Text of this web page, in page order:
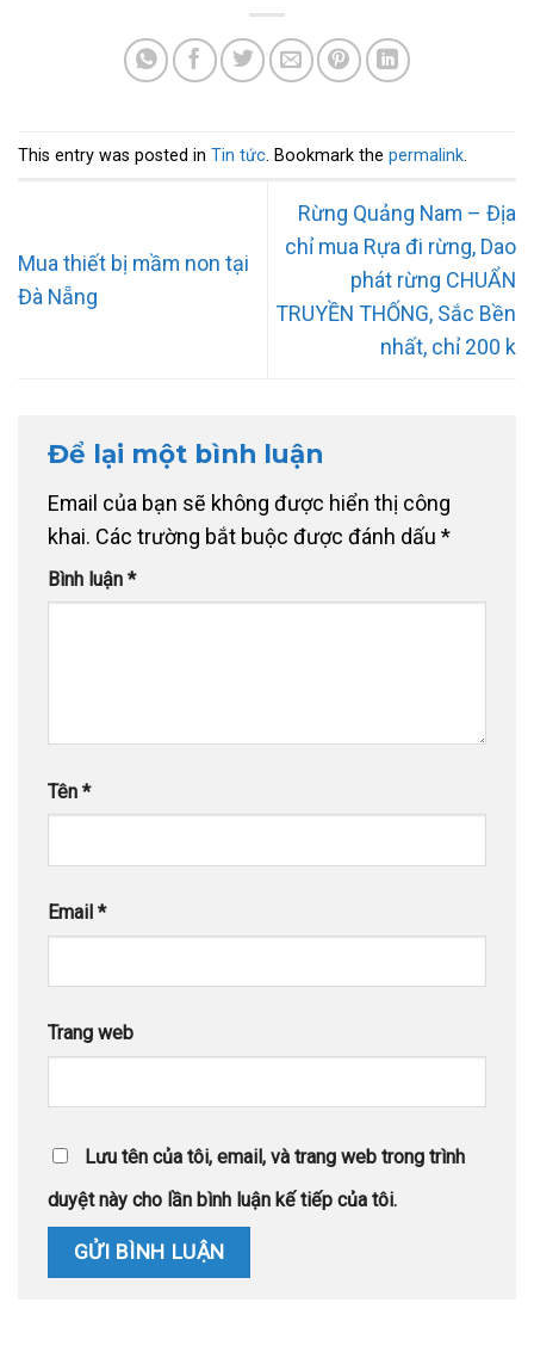
This entry was posted in Tin tức . Bookmark the permalink
Mua thiết bị mầm non tại
Đà Nẵng
Rừng Quảng Nam – Địa
chỉ mua Rựa đi rừng, Dao
phát rừng CHUẨN
TRUYỀN THỐNG, Sắc Bền
nhất, chỉ 200 k
Để lại một bình luận
Email của bạn sẽ không được hiển thị công
khai. Các trường bắt buộc được đánh dấu *
Bình luận *
Tên *
Email *
Trang web
Lưu tên của tôi, email, và trang web trong trình
duyệt này cho lần bình luận kế tiếp của tôi.